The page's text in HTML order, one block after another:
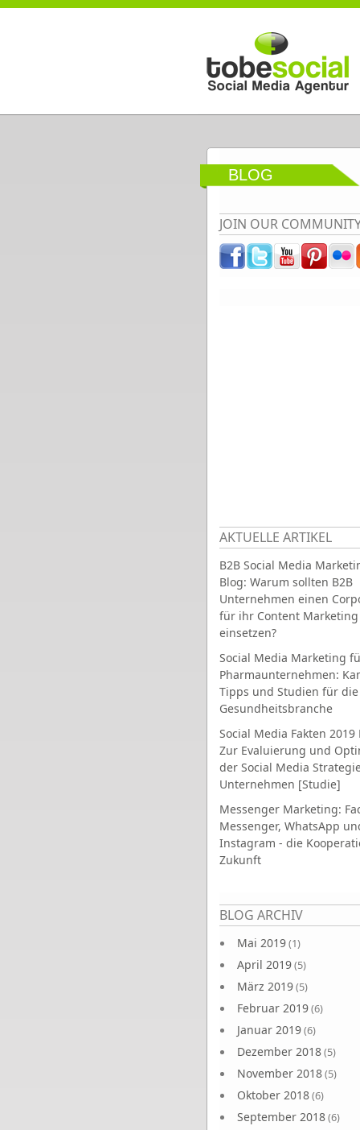
Direkt zum Inhalt
BLOG
JOIN OUR
AKTUELLE ARTIKEL
B2B Social Media
Blog: Warum sollten B2B
Unternehmen einen
für ihr Content Marketing
einsetzen?
Social Media Marketing
Pharmaunternehmen:
Tipps und Studien für die
Gesundheitsbranche
Social Media Fakten 2019
Zur Evaluierung und
der Social Media
Unternehmen [Studie]
Messenger Marketing:
Messenger, WhatsApp
Instagram - die
Zukunft
BLOG ARCHIV
Mai 2019(1)
April 2019(5)
März 2019(5)
Februar 2019(6)
Januar 2019(6)
Dezember 2018(5)
November 2018(5)
Oktober 2018(6)
September 2018(6)
Seiten